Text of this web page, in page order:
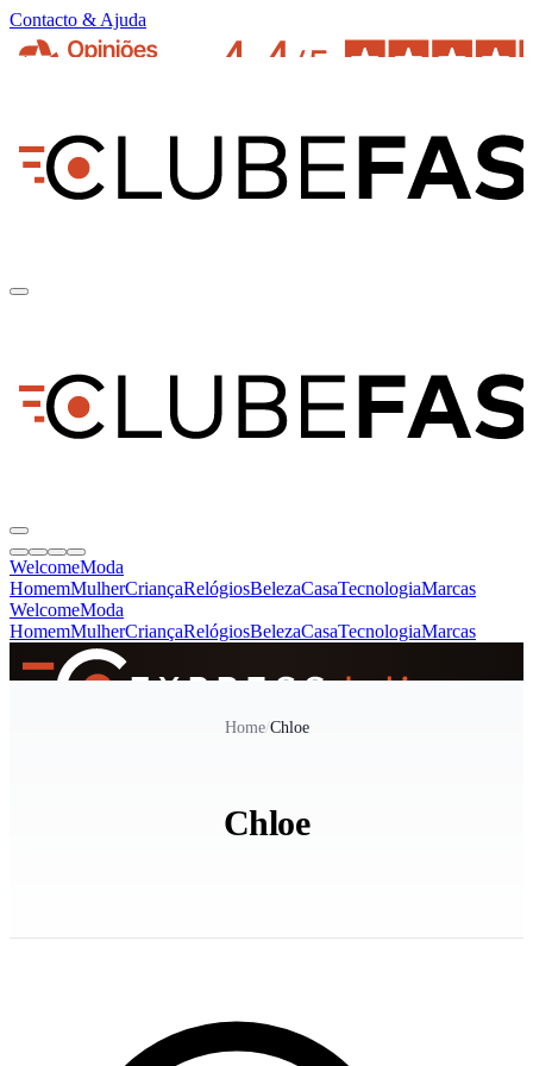
Contacto & Ajuda
WelcomeModa
HomemMulherCriançaRelógiosBelezaCasaTecnologiaMarcas
WelcomeModa
HomemMulherCriançaRelógiosBelezaCasaTecnologiaMarcas
Home/Chloe
Chloe